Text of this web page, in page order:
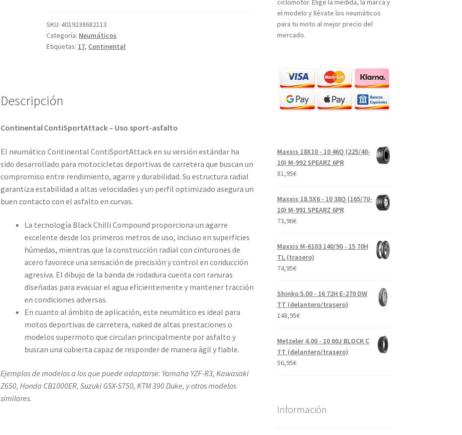
17
(58W)
TL
SKU:4019238682113
Categoría: Neumáticos
Etiquetas: 17, Continental
Descripción
Continental ContiSportAttack – Uso sport-asfalto
El neumático Continental ContiSportAttack en su versión estándar ha
sido desarrollado para motocicletas deportivas de carretera que buscan un
compromiso entre rendimiento, agarre y durabilidad. Su estructura radial
garantiza estabilidad a altas velocidades y un perfil optimizado asegura un
buen contacto con el asfalto en curvas.
La tecnología Black Chilli Compound proporciona un agarre
excelente desde los primeros metros de uso, incluso en superficies
húmedas, mientras que la construcción radial con cinturones de
acero favorece una sensación de precisión y control en conducción
agresiva. El dibujo de la banda de rodadura cuenta con ranuras
diseñadas para evacuar el agua eficientemente y mantener tracción
en condiciones adversas.
En cuanto al ámbito de aplicación, este neumático es ideal para
motos deportivas de carretera, naked de altas prestaciones o
modelos supermoto que circulan principalmente por asfalto y
buscan una cubierta capaz de responder de manera ágil y fiable.
Ejemplos de modelos a los que puede adaptarse: Yamaha YZF-R3, Kawasaki
Z650, Honda CB1000ER, Suzuki GSX-S750, KTM 390 Duke, y otros modelos
similares.
ciclomotor. Elige la medida, la marca y
el modelo y llévate los neumáticos
para tu moto al mejor precio del
mercado.
Maxxis 18X10 - 10 46Q (225/40-
10) M-992 SPEARZ 6PR
81,95€
Maxxis 18.5X6 - 10 38Q (165/70-
10) M-991 SPEARZ 6PR
73,96€
Maxxis M-6103 140/90 - 15 70H
TL (trasero)
74,95€
Shinko 5.00 - 16 72H E-270 DW
TT (delantero/trasero)
148,95€
Metzeler 4.00 - 10 60J BLOCK C
TT (delantero/trasero)
56,95€
Información